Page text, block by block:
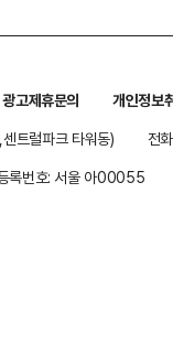
광고제휴문의
개인정보
트럴파크 타워동)
전
록번호: 서울 아00055